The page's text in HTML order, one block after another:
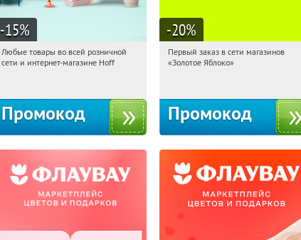
-15%
16:12:20 Получили:
Любые товары во всей розничной
сети и интернет-магазине Hoff
Промокод
-20%
16:12:20
Получи первым!
Первый заказ в сети магазинов
«Золотое Яблоко»
Промокод